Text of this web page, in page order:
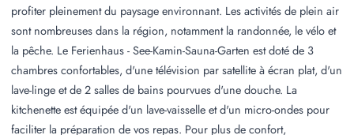
profiter pleinement du paysage environnant. Les activités de plein air
sont nombreuses dans la région, notamment la randonnée, le vélo et
la pêche. Le Ferienhaus - See-Kamin-Sauna-Garten est doté de 3
chambres confortables, d'une télévision par satellite à écran plat, d'un
lave-linge et de 2 salles de bains pourvues d'une douche. La
kitchenette est équipée d'un lave-vaisselle et d'un micro-ondes pour
faciliter la préparation de vos repas. Pour plus de confort,